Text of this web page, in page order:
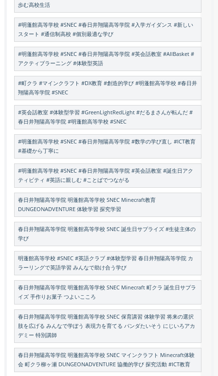
歩む高校生活
#明蓬館高等学校 #SNEC #春日井翔陽高等学院 #入学ガイダンス #新しい
スタート #通信制高校 #個別最適な学び
#明蓬館高等学校 #SNEC #春日井翔陽高等学院 #英会話教室 #AllBasket #
アクティブラーニング #体験型英語
#町クラ #マインクラフト #DX教育 #創造的学び #明蓬館高等学校 #春日井
翔陽高等学院 #SNEC
#英会話教室 #体験型学習 #GreenLightRedLight #だるまさんが転んだ #
春日井翔陽高等学院 #明蓬館高等学校 #SNEC
#明蓬館高等学校 #SNEC #春日井翔陽高等学院 #数学の学び直し #ICT教育
#基礎から丁寧に
#明蓬館高等学校 #SNEC #春日井翔陽高等学院 #英会話教室 #誕生日アク
ティビティ #英語に親しむ #ことばでつながる
春日井翔陽高等学院 明蓬館高等学校 SNEC Minecraft教育
DUNGEONADVENTURE 体験学習 探究学習
春日井翔陽高等学院 明蓬館高等学校 SNEC 誕生日サプライズ #生徒主体の
学び
明蓬館高等学校 #SNEC #英語クラブ #体験型学習 春日井翔陽高等学院 カ
ラーリングで英語学習 みんなで助け合う学び
春日井翔陽高等学院 明蓬館高等学校 SNEC Minecraft 町クラ 誕生日サプラ
イズ 手作りお菓子 つよいこころ
春日井翔陽高等学院 明蓬館高等学校 SNEC 保育講習 体験学習 将来の選択
肢を広げる みんなで学ぼう 表現力を育てる パンダたいそう にじいろアカ
デミー 特別講師
春日井翔陽高等学院 明蓬館高等学校 SNEC マインクラフト Minecraft体験
会 町クラ柳ヶ瀬 DUNGEONADVENTURE 協働的学び 探究活動 #ICT教育